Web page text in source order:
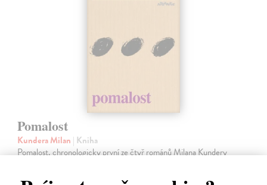
Pomalost
Kundera Milan | Kniha
Pomalost, chronologicky první ze čtyř románů Milana Kundery